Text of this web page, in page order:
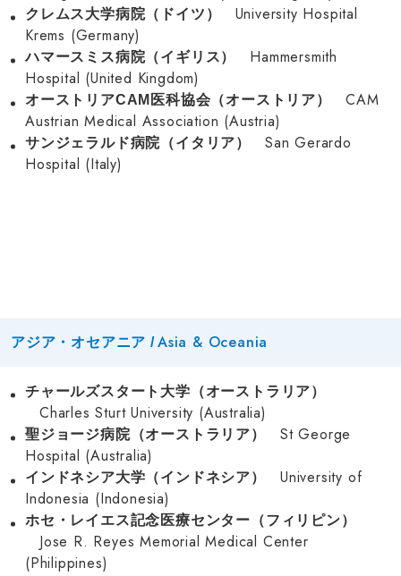
クレムス大学病院（ドイツ）
University Hospital
Krems (Germany)
ハマースミス病院（イギリス）
Hammersmith
Hospital (United Kingdom)
オーストリアCAM医科協会（オーストリア）
CAM
Austrian Medical Association (Austria)
サンジェラルド病院（イタリア）
San Gerardo
Hospital (Italy)
アジア・オセアニア /Asia & Oceania
チャールズスタート大学（オーストラリア）
Charles Sturt University (Australia)
聖ジョージ病院（オーストラリア）
St George
Hospital (Australia)
インドネシア大学（インドネシア）
University of
Indonesia (Indonesia)
ホセ・レイエス記念医療センター（フィリピン）
Jose R. Reyes Memorial Medical Center
(Philippines)